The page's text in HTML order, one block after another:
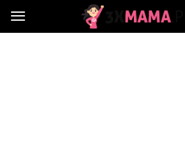
3xMama.pl